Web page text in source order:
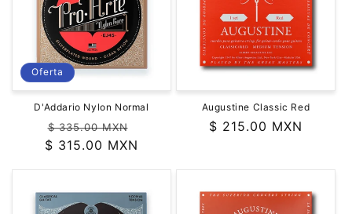
Oferta
D'Addario Nylon Normal
Precio
habitual
$ 335.00 MXN
de
$ 315.00 MXN
Augustine Classic Red
Precio
$ 215.00 MXN